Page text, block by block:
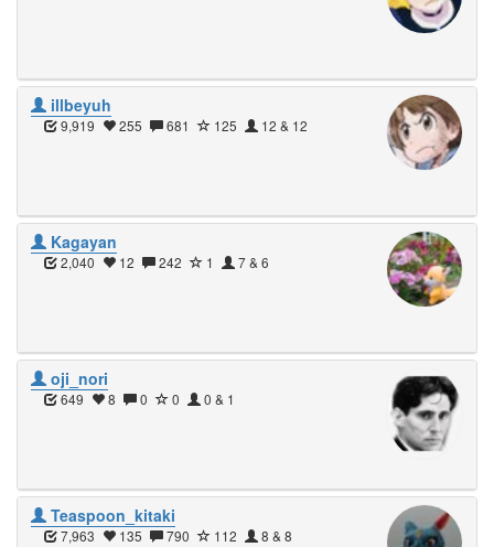
illbeyuh
9,919 255 681 125 12 & 12
Kagayan
2,040 12 242 1 7 & 6
oji_nori
649 8 0 0 0 & 1
Teaspoon_kitaki
7,963 135 790 112 8 & 8